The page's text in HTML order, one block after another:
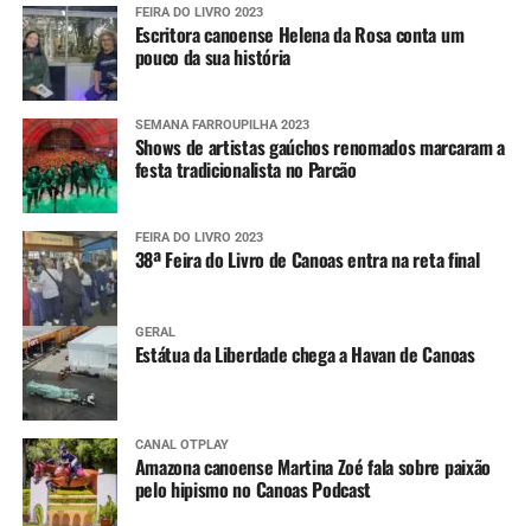
FEIRA DO LIVRO 2023
Escritora canoense Helena da Rosa conta um
pouco da sua história
SEMANA FARROUPILHA 2023
Shows de artistas gaúchos renomados marcaram a
festa tradicionalista no Parcão
FEIRA DO LIVRO 2023
38ª Feira do Livro de Canoas entra na reta final
GERAL
Estátua da Liberdade chega a Havan de Canoas
CANAL OTPLAY
Amazona canoense Martina Zoé fala sobre paixão
pelo hipismo no Canoas Podcast